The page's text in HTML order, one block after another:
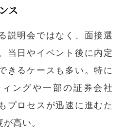
ス
説明会ではなく、面接選
当日やイベント後に内定
きるケースも多い。特に
ングや一部の証券会社
プロセスが迅速に進むた
高い。